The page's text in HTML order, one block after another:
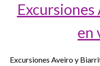
en
Excursiones Aveiro y